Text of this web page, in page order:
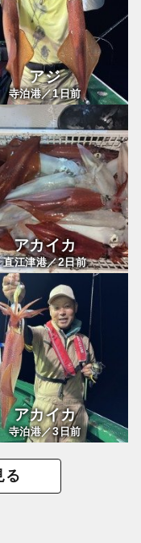
アジ
寺泊港／1日前
アカイカ
直江津港／2日前
アカイカ
寺泊港／3日前
る